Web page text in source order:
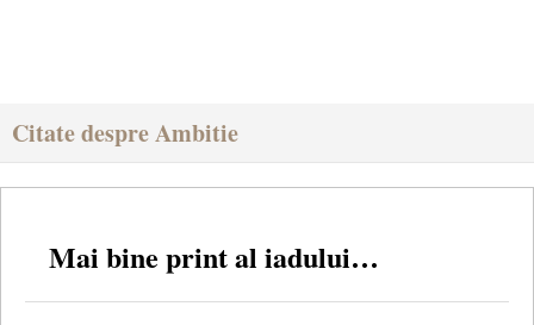
Citate despre Ambitie
Mai bine print al iadului…